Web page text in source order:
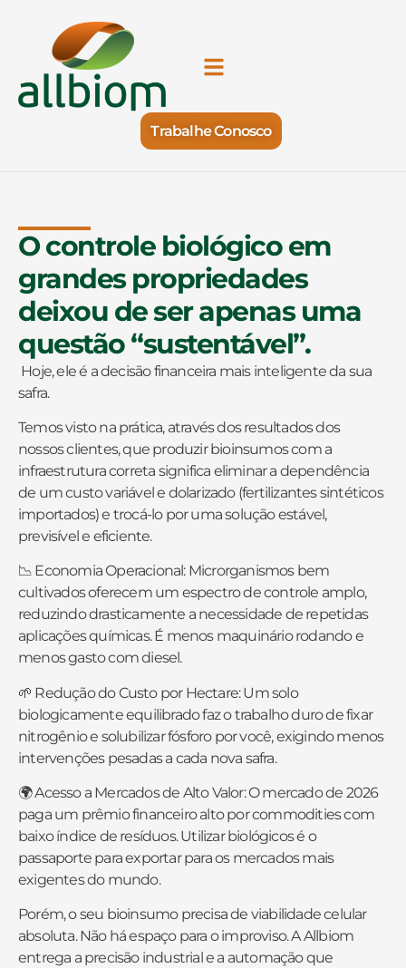
Trabalhe Conosco
O controle biológico em
grandes propriedades
deixou de ser apenas uma
questão “sustentável”.
Hoje, ele é a decisão financeira mais inteligente da sua
safra.
Temos visto na prática, através dos resultados dos
nossos clientes, que produzir bioinsumos com a
infraestrutura correta significa eliminar a dependência
de um custo variável e dolarizado (fertilizantes sintéticos
importados) e trocá-lo por uma solução estável,
previsível e eficiente.
📉 Economia Operacional: Microrganismos bem
cultivados oferecem um espectro de controle amplo,
reduzindo drasticamente a necessidade de repetidas
aplicações químicas. É menos maquinário rodando e
menos gasto com diesel.
🌱 Redução do Custo por Hectare: Um solo
biologicamente equilibrado faz o trabalho duro de fixar
nitrogênio e solubilizar fósforo por você, exigindo menos
intervenções pesadas a cada nova safra.
🌍 Acesso a Mercados de Alto Valor: O mercado de 2026
paga um prêmio financeiro alto por commodities com
baixo índice de resíduos. Utilizar biológicos é o
passaporte para exportar para os mercados mais
exigentes do mundo.
Porém, o seu bioinsumo precisa de viabilidade celular
absoluta. Não há espaço para o improviso. A Allbiom
entrega a precisão industrial e a automação que